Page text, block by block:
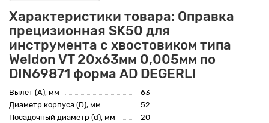
Характеристики товара: Оправка
прецизионная SK50 для
инструмента с хвостовиком типа
Weldon VT 20x63мм 0,005мм по
DIN69871 форма AD DEGERLI
Вылет (A), мм
63
Диаметр корпуса (D), мм
52
Посадочный диаметр (d), мм
20